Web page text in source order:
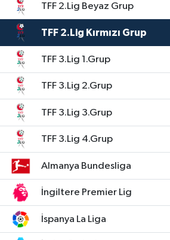
TFF 2.Lig Beyaz Grup
TFF 2.Lig Kırmızı Grup
TFF 3.Lig 1.Grup
TFF 3.Lig 2.Grup
TFF 3.Lig 3.Grup
TFF 3.Lig 4.Grup
Almanya Bundesliga
İngiltere Premier Lig
İspanya La Liga